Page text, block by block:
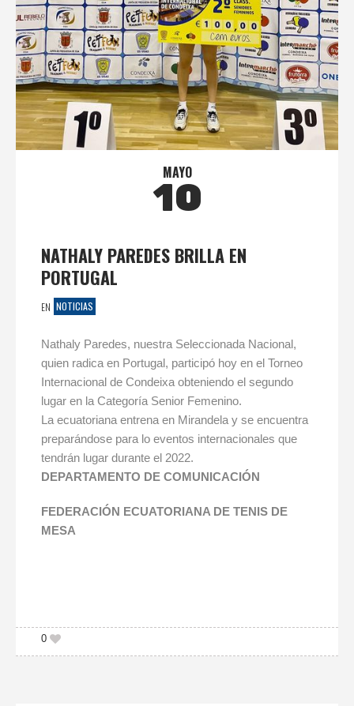
MAYO
10
NATHALY PAREDES BRILLA EN
PORTUGAL
EN NOTICIAS
Nathaly Paredes, nuestra Seleccionada Nacional,
quien radica en Portugal, participó hoy en el Torneo
Internacional de Condeixa obteniendo el segundo
lugar en la Categoría Senior Femenino.
La ecuatoriana entrena en Mirandela y se encuentra
preparándose para lo eventos internacionales que
tendrán lugar durante el 2022.
DEPARTAMENTO DE COMUNICACIÓN
FEDERACIÓN ECUATORIANA DE TENIS DE
MESA
0